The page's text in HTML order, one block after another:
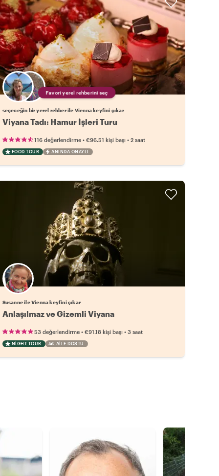
Favori yerel rehberini seç
seçeceğin bir yerel rehber ile Vienna keyfini çıkar
Viyana Tadı: Hamur İşleri Turu
116 değerlendirme• €96.51 kişi başı• 2 saat
FOOD TOUR ANINDA ONAYLI
Susanne ile Vienna keyfini çıkar
Anlaşılmaz ve Gizemli Viyana
53 değerlendirme• €91.18 kişi başı• 3 saat
NIGHT TOUR AILE DOSTU